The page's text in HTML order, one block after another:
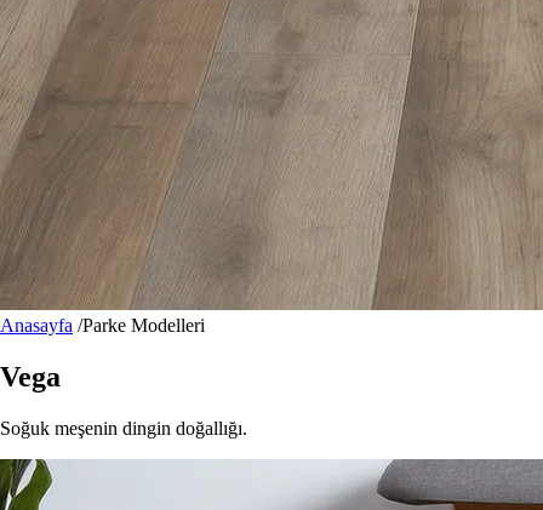
Anasayfa /Parke Modelleri
Vega
Soğuk meşenin dingin doğallığı.